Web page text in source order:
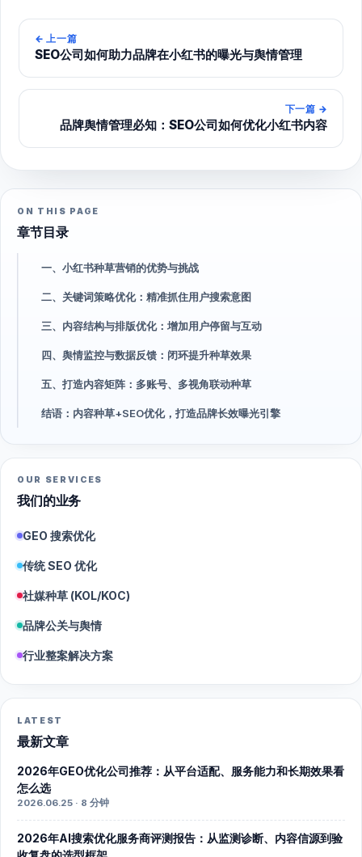
← 上一篇
SEO公司如何助力品牌在小红书的曝光与舆情管理
下一篇 →
品牌舆情管理必知：SEO公司如何优化小红书内容
ON THIS PAGE
章节目录
一、小红书种草营销的优势与挑战
二、关键词策略优化：精准抓住用户搜索意图
三、内容结构与排版优化：增加用户停留与互动
四、舆情监控与数据反馈：闭环提升种草效果
五、打造内容矩阵：多账号、多视角联动种草
结语：内容种草+SEO优化，打造品牌长效曝光引擎
OUR SERVICES
我们的业务
GEO 搜索优化
传统 SEO 优化
社媒种草 (KOL/KOC)
品牌公关与舆情
行业整案解决方案
LATEST
最新文章
2026年GEO优化公司推荐：从平台适配、服务能力和长期效果看
怎么选
2026.06.25 · 8 分钟
2026年AI搜索优化服务商评测报告：从监测诊断、内容信源到验